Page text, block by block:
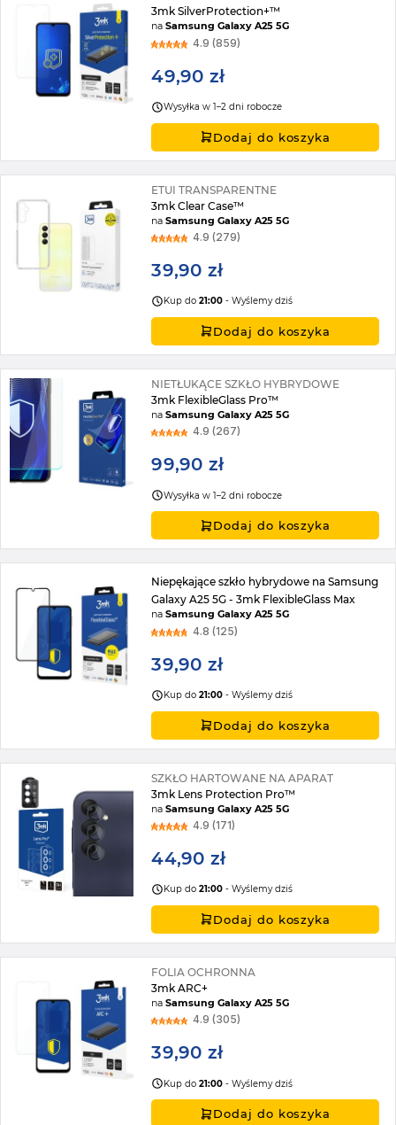
3mk SilverProtection+™
naSamsung Galaxy A25 5G
4.9 (859)
49,90 zł
Wysyłka w 1–2 dni robocze
Dodaj do koszyka
ETUI TRANSPARENTNE
3mk Clear Case™
naSamsung Galaxy A25 5G
4.9 (279)
39,90 zł
Kup do21:00 - Wyślemy dziś
Dodaj do koszyka
NIETŁUKĄCE SZKŁO HYBRYDOWE
3mk FlexibleGlass Pro™
naSamsung Galaxy A25 5G
4.9 (267)
99,90 zł
Wysyłka w 1–2 dni robocze
Dodaj do koszyka
Niepękające szkło hybrydowe na Samsung
Galaxy A25 5G - 3mk FlexibleGlass Max
naSamsung Galaxy A25 5G
4.8 (125)
39,90 zł
Kup do21:00 - Wyślemy dziś
Dodaj do koszyka
SZKŁO HARTOWANE NA APARAT
3mk Lens Protection Pro™
naSamsung Galaxy A25 5G
4.9 (171)
44,90 zł
Kup do21:00 - Wyślemy dziś
Dodaj do koszyka
FOLIA OCHRONNA
3mk ARC+
naSamsung Galaxy A25 5G
4.9 (305)
39,90 zł
Kup do21:00 - Wyślemy dziś
Dodaj do koszyka